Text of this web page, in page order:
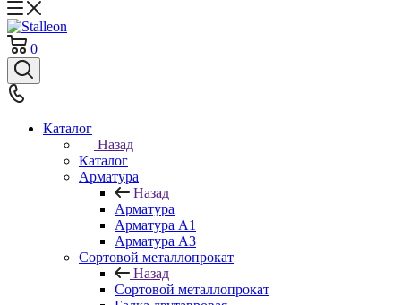
0
Каталог
Назад
Каталог
Арматура
Назад
Арматура
Арматура A1
Арматура А3
Сортовой металлопрокат
Назад
Сортовой металлопрокат